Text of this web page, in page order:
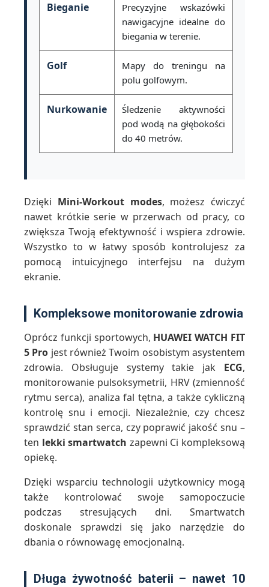
Bieganie
Precyzyjne wskazówki
nawigacyjne idealne do
biegania w terenie.
Golf
Mapy do treningu na
polu golfowym.
Nurkowanie
Śledzenie aktywności
pod wodą na głębokości
do 40 metrów.
Dzięki Mini-Workout modes, możesz ćwiczyć
nawet krótkie serie w przerwach od pracy, co
zwiększa Twoją efektywność i wspiera zdrowie.
Wszystko to w łatwy sposób kontrolujesz za
pomocą intuicyjnego interfejsu na dużym
ekranie.
Kompleksowe monitorowanie zdrowia
Oprócz funkcji sportowych, HUAWEI WATCH FIT
5 Pro jest również Twoim osobistym asystentem
zdrowia. Obsługuje systemy takie jak ECG,
monitorowanie pulsoksymetrii, HRV (zmienność
rytmu serca), analiza fal tętna, a także cykliczną
kontrolę snu i emocji. Niezależnie, czy chcesz
sprawdzić stan serca, czy poprawić jakość snu –
ten lekki smartwatch zapewni Ci kompleksową
opiekę.
Dzięki wsparciu technologii użytkownicy mogą
także kontrolować swoje samopoczucie
podczas stresujących dni. Smartwatch
doskonale sprawdzi się jako narzędzie do
dbania o równowagę emocjonalną.
Długa żywotność baterii – nawet 10